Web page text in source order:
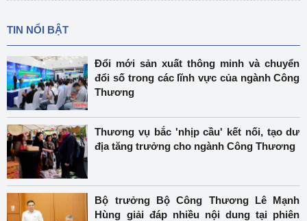
TIN NỔI BẬT
Đổi mới sản xuất thông minh và chuyển
đổi số trong các lĩnh vực của ngành Công
Thương
Thương vụ bắc 'nhịp cầu' kết nối, tạo dư
địa tăng trưởng cho ngành Công Thương
Bộ trưởng Bộ Công Thương Lê Mạnh
Hùng giải đáp nhiều nội dung tại phiên